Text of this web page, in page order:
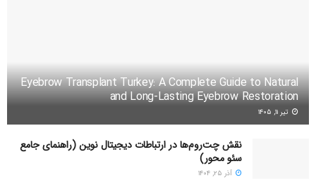
Eyebrow Transplant Turkey: A Complete Guide to Natural
and Long-Lasting Eyebrow Restoration
تیر ۱۱, ۱۴۰۵
نقش چت‌روم‌ها در ارتباطات دیجیتال نوین (راهنمای جامع
سئو محور)
آذر ۲۵, ۱۴۰۴